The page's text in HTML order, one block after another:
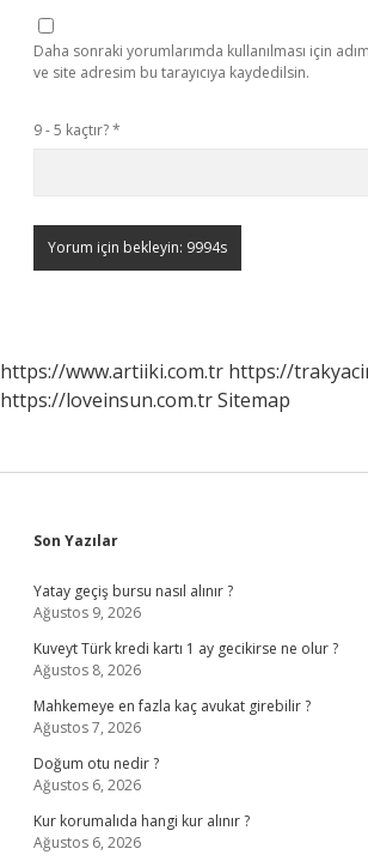
Daha sonraki yorumlarımda kullanılması için
ve site adresim bu tarayıcıya kaydedilsin.
9 - 5 kaçtır?*
https://www.artiiki.com.tr https://
https://loveinsun.com.trSitemap
Sidebar
Son Yazılar
Yatay geçiş bursu nasıl alınır ?
Ağustos 9, 2026
Kuveyt Türk kredi kartı 1 ay gecikirse ne olur ?
Ağustos 8, 2026
Mahkemeye en fazla kaç avukat girebilir ?
Ağustos 7, 2026
Doğum otu nedir ?
Ağustos 6, 2026
Kur korumalıda hangi kur alınır ?
Ağustos 6, 2026